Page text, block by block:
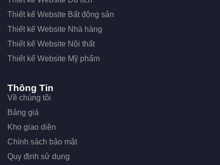
Thiết kế Website Bất động sản
Thiết kế Website Nhà hàng
Thiết kế Website Nội thất
Thiết kế Website Mỹ phẩm
Thông Tin
Về chúng tôi
Bảng giá
Kho giao diện
Chính sách bảo mật
Quy định sử dụng